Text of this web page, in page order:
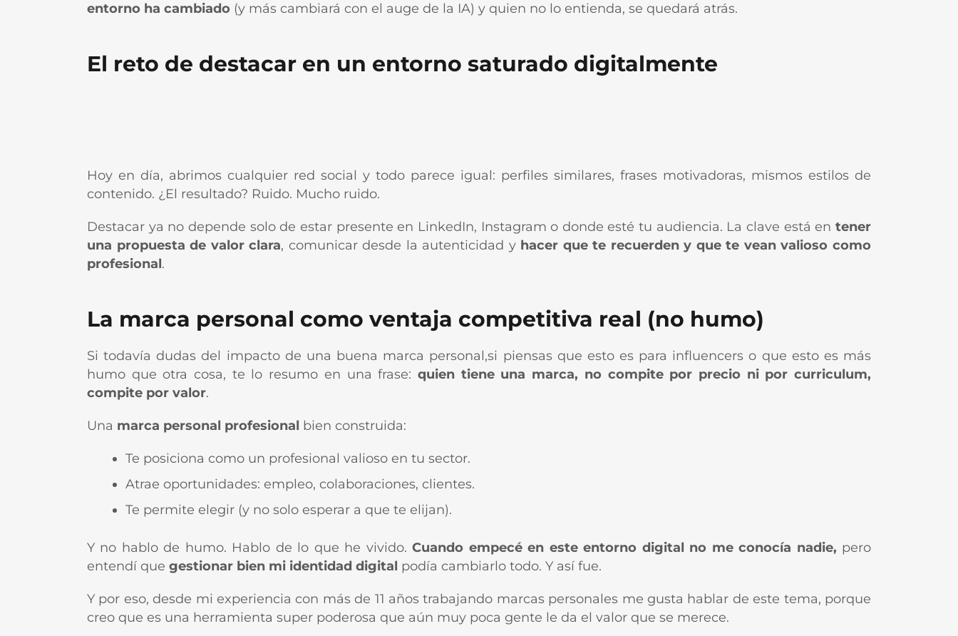
entorno ha cambiado (y más cambiará con el auge de la IA) y quien no lo entienda, se quedará atrás.
El reto de destacar en un entorno saturado digitalmente
Hoy en día, abrimos cualquier red social y todo parece igual: perfiles similares, frases motivadoras, mismos estilos de
contenido. ¿El resultado? Ruido. Mucho ruido.
Destacar ya no depende solo de estar presente en LinkedIn, Instagram o donde esté tu audiencia. La clave está en tener
una propuesta de valor clara, comunicar desde la autenticidad y hacer que te recuerden y que te vean valioso como
profesional.
La marca personal como ventaja competitiva real (no humo)
Si todavía dudas del impacto de una buena marca personal,si piensas que esto es para influencers o que esto es más
humo que otra cosa, te lo resumo en una frase: quien tiene una marca, no compite por precio ni por curriculum,
compite por valor.
Una marca personal profesional bien construida:
Te posiciona como un profesional valioso en tu sector.
Atrae oportunidades: empleo, colaboraciones, clientes.
Te permite elegir (y no solo esperar a que te elijan).
Y no hablo de humo. Hablo de lo que he vivido.Cuando empecé en este entorno digital no me conocía nadie, pero
entendí que gestionar bien mi identidad digital podía cambiarlo todo. Y así fue.
Y por eso, desde mi experiencia con más de 11 años trabajando marcas personales me gusta hablar de este tema, porque
creo que es una herramienta super poderosa que aún muy poca gente le da el valor que se merece.